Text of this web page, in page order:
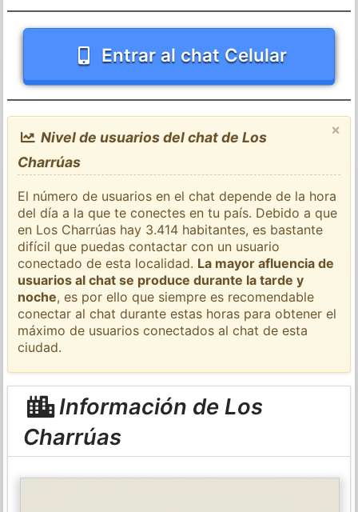
Entrar al chat Celular
×
Nivel de usuarios del chat de Los
Charrúas
El número de usuarios en el chat depende de la hora
del día a la que te conectes en tu país. Debido a que
en Los Charrúas hay 3.414 habitantes, es bastante
difícil que puedas contactar con un usuario
conectado de esta localidad. La mayor afluencia de
usuarios al chat se produce durante la tarde y
noche, es por ello que siempre es recomendable
conectar al chat durante estas horas para obtener el
máximo de usuarios conectados al chat de esta
ciudad.
Información de Los
Charrúas